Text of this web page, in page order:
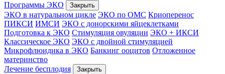
Программы ЭКО
Закрыть
ЭКО в натуральном цикле ЭКО по ОМС Криоперенос
ПИКСИ ИМСИ ЭКО с донорскими яйцеклетками
Подготовка к ЭКО Стимуляция овуляции ЭКО + ИКСИ
Классическое ЭКО ЭКО с двойной стимуляцией
Микрофлюидика в ЭКО Банкинг ооцитов Отложенное
материнство
Лечение бесплодия
Закрыть